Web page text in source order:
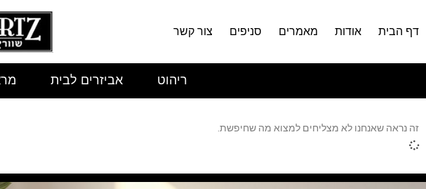
דף הבית אודות מאמרים סניפים צור קשר
ריהוט אביזרים לבית
זה נראה שאנחנו לא מצליחים למצוא מה שחיפשת.